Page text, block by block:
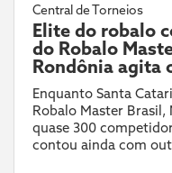
Central de Torneios
Elite do robalo
do Robalo
Rondônia agita
Enquanto Santa
Robalo Master Brasil,
quase 300
contou ainda com